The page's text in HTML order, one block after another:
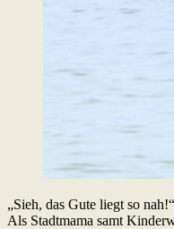
„Sieh, das Gute liegt so
Als Stadtmama samt